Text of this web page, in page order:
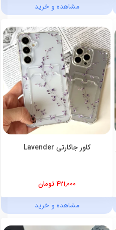
مشاهده و خرید
کاور جاکارتی Lavender
421,000 تومان
مشاهده و خرید